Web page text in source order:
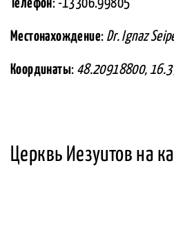
Телефон: -13306.99805
Местонахождение: Dr. Ignaz
Координаты: 48.20918800,
Церквь Иезуитов на